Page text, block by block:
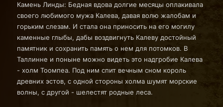
Камень Линды: Бедная вдова долгие месяцы оплакивала
своего любимого мужа Калева, давая волю жалобам и
горьким слезам. И стала она приносить на его могилу
каменные глыбы, дабы воздвигнуть Калеву достойный
памятник и сохранить память о нем для потомков. В
Таллинне и поныне можно видеть это надгробие Калева
- холм Тоомпеа. Под ним спит вечным сном король
древних эстов, с одной стороны холма шумят морские
волны, с другой - шелестят родные леса.